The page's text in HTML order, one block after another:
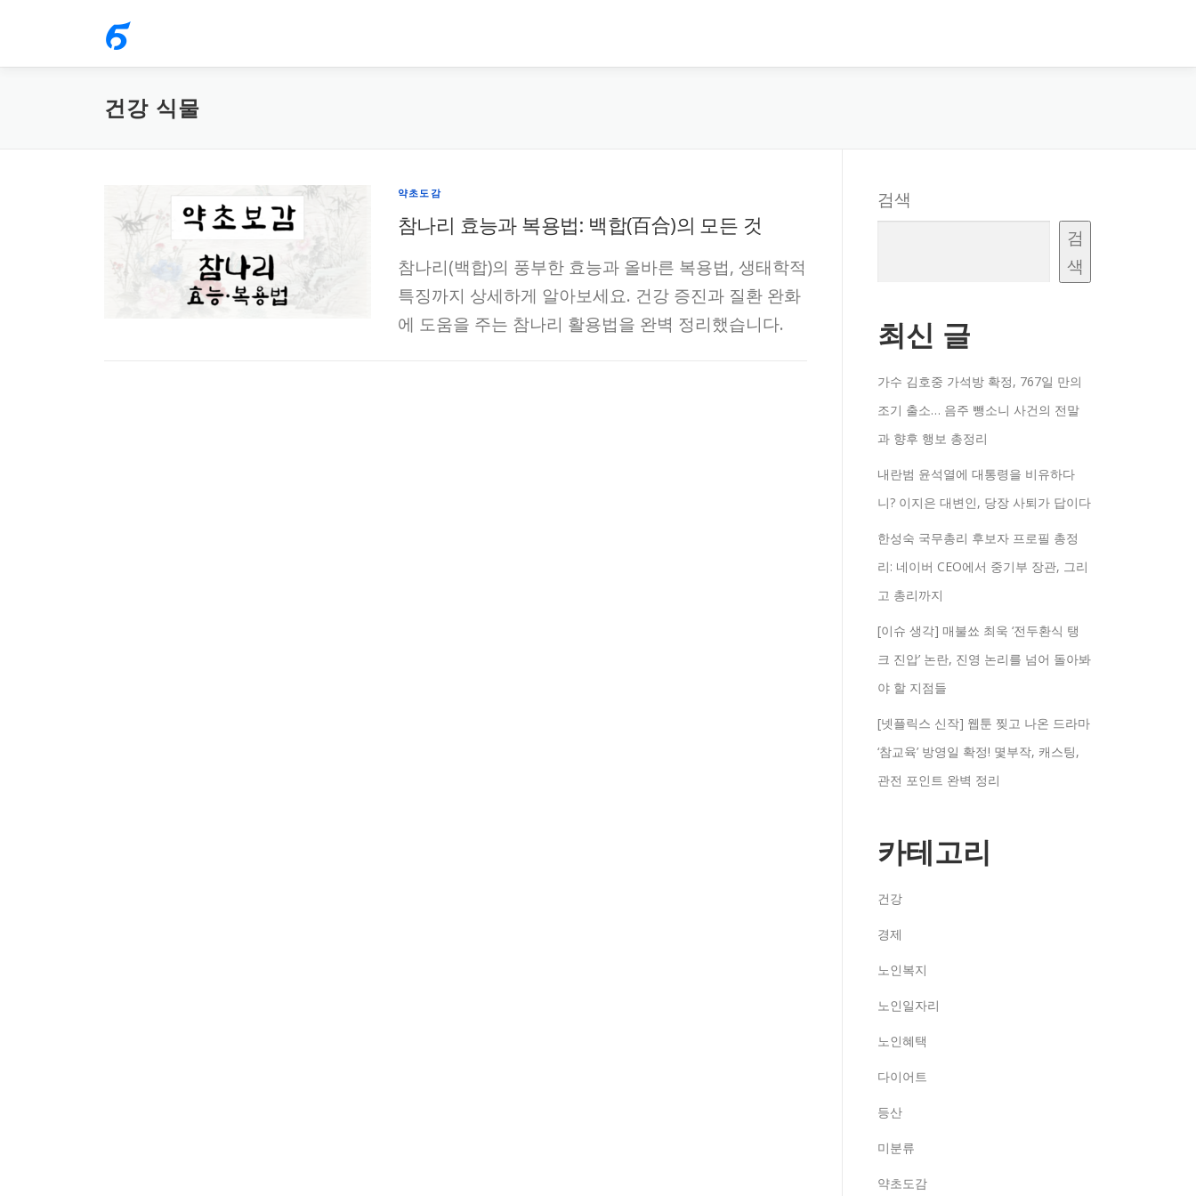
으
건강 식물
약초도감
참나리 효능과 복용법: 백합(百合)의 모든 것
참나리(백합)의 풍부한 효능과 올바른 복용법, 생태학적
특징까지 상세하게 알아보세요. 건강 증진과 질환 완화
에 도움을 주는 참나리 활용법을 완벽 정리했습니다.
검색
검
색
최신 글
가수 김호중 가석방 확정, 767일 만의
조기 출소… 음주 뺑소니 사건의 전말
과 향후 행보 총정리
내란범 윤석열에 대통령을 비유하다
니? 이지은 대변인, 당장 사퇴가 답이다
한성숙 국무총리 후보자 프로필 총정
리: 네이버 CEO에서 중기부 장관, 그리
고 총리까지
[이슈 생각] 매불쑈 최욱 ‘전두환식 탱
크 진압’ 논란, 진영 논리를 넘어 돌아봐
야 할 지점들
[넷플릭스 신작] 웹툰 찢고 나온 드라마
‘참교육’ 방영일 확정! 몇부작, 캐스팅,
관전 포인트 완벽 정리
카테고리
건강
경제
노인복지
노인일자리
노인혜택
다이어트
등산
미분류
약초도감